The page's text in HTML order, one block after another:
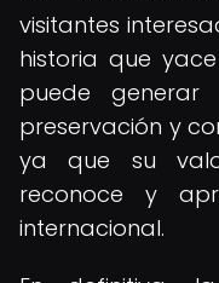
visitantes
historia que
puede
preservación y
ya que su
reconoce y
internacional.